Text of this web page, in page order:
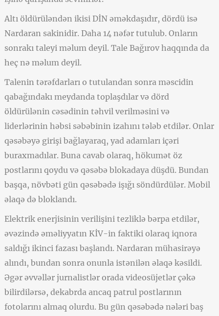
Altı öldürüləndən ikisi DİN əməkdaşıdır, dördü isə
Nardaran sakinidir. Daha 14 nəfər tutulub. Onların
sonrakı taleyi məlum deyil. Tale Bağırov haqqında da
heç nə məlum deyil.
Talenin tərəfdarları o tutulandan sonra məscidin
qabağındakı meydanda toplaşdılar və dörd
öldürülənin cəsədinin təhvil verilməsini və
liderlərinin həbsi səbəbinin izahını tələb etdilər. Onlar
qəsəbəyə girişi bağlayaraq, yad adamları içəri
buraxmadılar. Buna cavab olaraq, hökumət öz
postlarını qoydu və qəsəbə blokadaya düşdü. Bundan
başqa, növbəti gün qəsəbədə işığı söndürdülər. Mobil
əlaqə də bloklandı.
Elektrik enerjisinin verilişini tezliklə bərpa etdilər,
əvəzində əməliyyatın KİV-in faktiki olaraq iqnora
saldığı ikinci fazası başlandı. Nardaran mühasirəyə
alındı, bundan sonra onunla istənilən əlaqə kəsildi.
Əgər əvvəllər jurnalistlər orada videosüjetlər çəkə
bilirdilərsə, dekabrda ancaq patrul postlarının
fotolarını almaq olurdu. Bu gün qəsəbədə nələri baş